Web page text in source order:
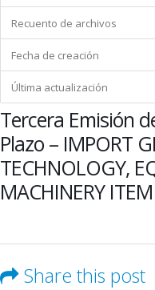
Recuento de archivos
Fecha de creación
Última actualización
Tercera Emisión
Plazo – IMPORT
TECHNOLOGY,
MACHINERY
Share this post